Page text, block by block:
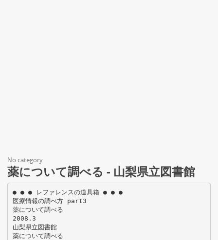
No category
薬について調べる - 山梨県立図書館
● ● ● レファレンスの道具箱 ● ● ●
医療情報の調べ方 part3
薬について調べる
2008.3
山梨県立図書館
薬について調べる